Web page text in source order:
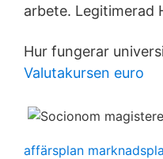
arbete. Legitimerad
Hur fungerar
Valutakursen euro
affärsplan